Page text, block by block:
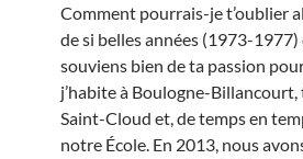
Comment pourrais-je t’oublier
de si belles années (1973-1977)
souviens bien de ta passion
j’habite à Boulogne-
Saint-Cloud et, de temps en
notre École. En 2013, nous